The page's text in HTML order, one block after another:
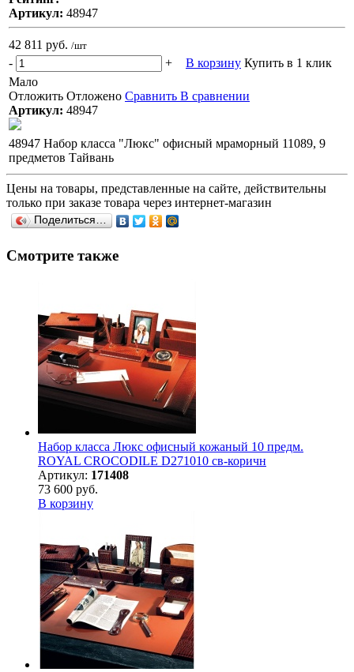
Артикул: 48947
42 811 руб. /шт
- + В корзину Купить в 1 клик
Мало
Отложить Отложено Сравнить В сравнении
Артикул: 48947
48947 Набор класса "Люкс" офисный мраморный 11089, 9
предметов Тайвань
Цены на товары, представленные на сайте, действительны
только при заказе товара через интернет-магазин
Поделиться…
Смотрите также
Набор класса Люкс офисный кожаный 10 предм.
ROYAL CROCODILE D271010 св-коричн
Артикул: 171408
73 600 руб.
В корзину